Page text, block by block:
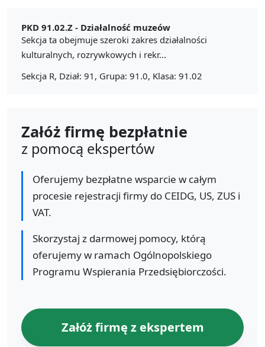
PKD 91.02.Z - Działalność muzeów
Sekcja ta obejmuje szeroki zakres działalności
kulturalnych, rozrywkowych i rekr...
Sekcja R, Dział: 91, Grupa: 91.0, Klasa: 91.02
Załóż firmę bezpłatnie
z pomocą ekspertów
Oferujemy bezpłatne wsparcie w całym
procesie rejestracji firmy do CEIDG, US, ZUS i
VAT.
Skorzystaj z darmowej pomocy, którą
oferujemy w ramach Ogólnopolskiego
Programu Wspierania Przedsiębiorczości.
Załóż firmę z ekspertem